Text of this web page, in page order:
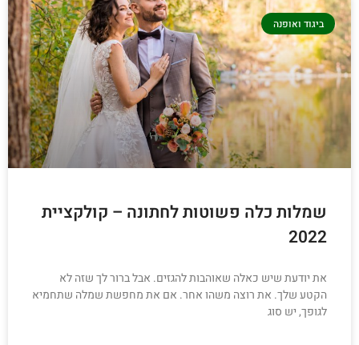
ביגוד ואופנה
שמלות כלה פשוטות לחתונה – קולקציית
2022
את יודעת שיש כאלה שאוהבות להגזים. אבל ברור לך שזה לא
הקטע שלך. את רוצה משהו אחר. אם את מחפשת שמלה שתחמיא
לגופך, יש סוג